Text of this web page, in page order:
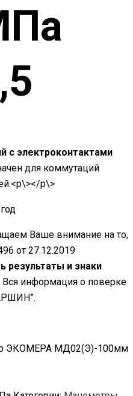
с электроконтактами
для коммутаций
p\>
Ваше внимание на то,
от 27.12.2019
результаты и знаки
Вся информация о поверке
ЭКОМЕРА МД02(Э)-100мм